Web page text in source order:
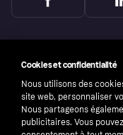
Cookies et confidentialité
Nous utilisons des
site web, personnaliser
Nous partageons
publicitaires. Vous